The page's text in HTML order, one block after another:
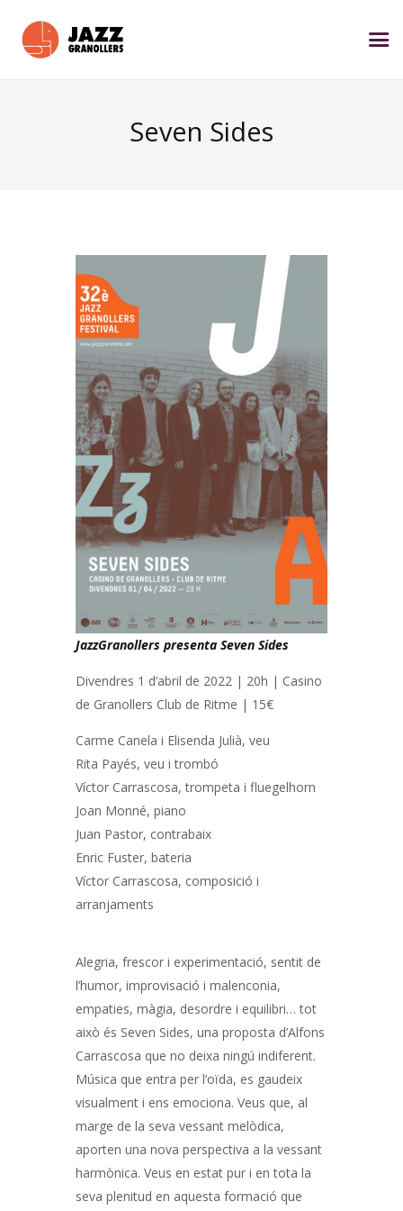
Seven Sides
JazzGranollers presenta Seven Sides
Divendres 1 d’abril de 2022 | 20h | Casino
de Granollers Club de Ritme | 15€
Carme Canela i Elisenda Julià, veu
Rita Payés, veu i trombó
Víctor Carrascosa, trompeta i fluegelhorn
Joan Monné, piano
Juan Pastor, contrabaix
Enric Fuster, bateria
Víctor Carrascosa, composició i
arranjaments
Alegria, frescor i experimentació, sentit de
l’humor, improvisació i malenconia,
empaties, màgia, desordre i equilibri… tot
això és Seven Sides, una proposta d’Alfons
Carrascosa que no deixa ningú indiferent.
Música que entra per l’oïda, es gaudeix
visualment i ens emociona. Veus que, al
marge de la seva vessant melòdica,
aporten una nova perspectiva a la vessant
harmònica. Veus en estat pur i en tota la
seva plenitud en aquesta formació que